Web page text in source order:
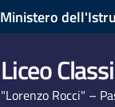
Ministero
Liceo
"Lorenzo Rocci" –